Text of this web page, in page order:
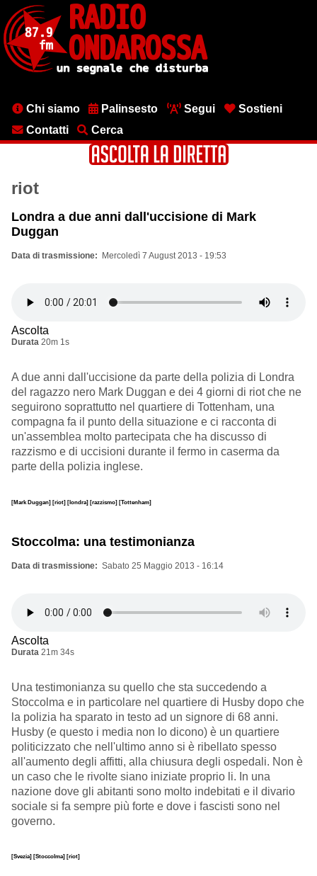
contenuto
principale
MenuChi siamo Palinsesto Segui
Sostieni
Contatti
Cerca
riot
Londra a due anni dall'uccisione di Mark
Duggan
Data di trasmissione Mercoledì 7 August 2013 - 19:53
Ascolta
Durata 20m 1s
A due anni dall'uccisione da parte della polizia di Londra
del ragazzo nero Mark Duggan e dei 4 giorni di riot che ne
seguirono soprattutto nel quartiere di Tottenham, una
compagna fa il punto della situazione e ci racconta di
un'assemblea molto partecipata che ha discusso di
razzismo e di uccisioni durante il fermo in caserma da
parte della polizia inglese.
[Mark Duggan] [riot] [londra] [razzismo] [Tottenham]
Stoccolma: una testimonianza
Data di trasmissione Sabato 25 Maggio 2013 - 16:14
Ascolta
Durata 21m 34s
Una testimonianza su quello che sta succedendo a
Stoccolma e in particolare nel quartiere di Husby dopo che
la polizia ha sparato in testo ad un signore di 68 anni.
Husby (e questo i media non lo dicono) è un quartiere
politicizzato che nell'ultimo anno si è ribellato spesso
all'aumento degli affitti, alla chiusura degli ospedali. Non è
un caso che le rivolte siano iniziate proprio li. In una
nazione dove gli abitanti sono molto indebitati e il divario
sociale si fa sempre più forte e dove i fascisti sono nel
governo.
[Svezia] [Stoccolma] [riot]